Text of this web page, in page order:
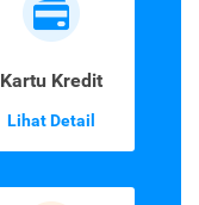
Kartu Kredit
Lihat Detail